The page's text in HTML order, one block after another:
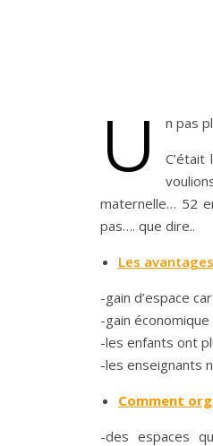
U
n pas
maternelle… 52
pas…. que dire..
Les
-gain d’espace
-gain
-les enfants ont
-les enseignants
Comment
-des espaces